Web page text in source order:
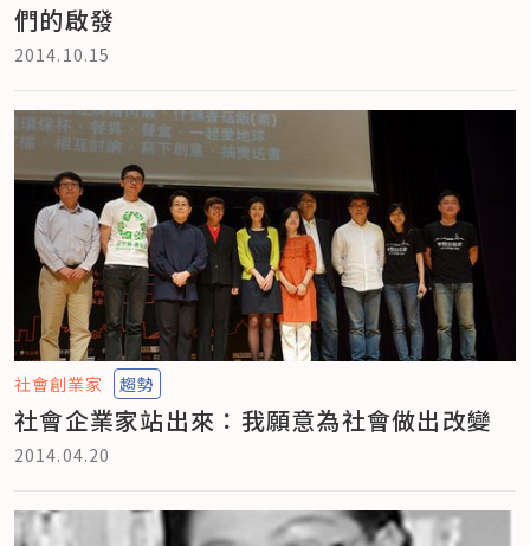
們的啟發
2014.10.15
社會創業家 趨勢
社會企業家站出來：我願意為社會做出改變
2014.04.20